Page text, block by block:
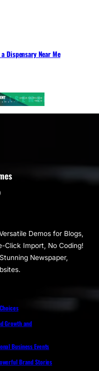
Dispensary Near Me
Demos for Blogs,
Click Import, No Coding!
Newspaper,
Growth and
Business Events
Brand Stories